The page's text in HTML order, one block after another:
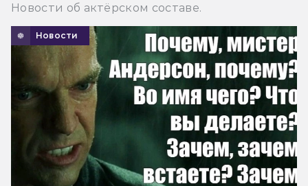
Новости об актёрском составе.
Новости